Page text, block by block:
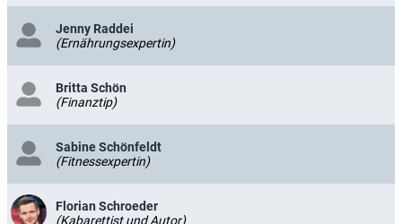
Jenny Raddei
(Ernährungsexpertin)
Britta Schön
(Finanztip)
Sabine Schönfeldt
(Fitnessexpertin)
Florian Schroeder
(Kabarettist und Autor)